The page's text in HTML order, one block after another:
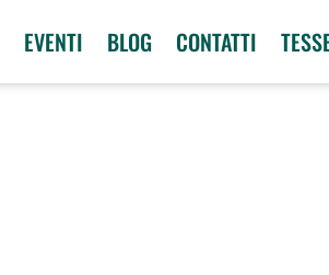
EVENTI BLOG CONTATTI